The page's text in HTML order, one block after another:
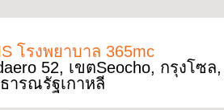
โรงพยาบาล 365mc
52, เขตSeocho, กรุงโซล,
ารณรัฐเกาหลี